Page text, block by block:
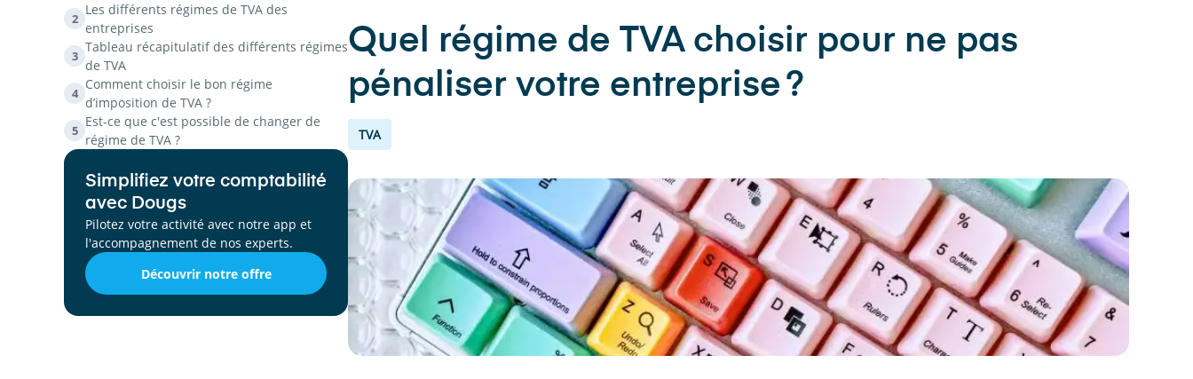
2
Les différents régimes de TVA des
entreprises
3
Tableau récapitulatif des différents régimes
de TVA
4
Comment choisir le bon régime
d’imposition de TVA ?
5
Est-ce que c'est possible de changer de
régime de TVA ?
Simplifiez votre comptabilité
avec Dougs
Pilotez votre activité avec notre app et
l'accompagnement de nos experts.
Découvrir notre offre
Quel régime de TVA choisir pour ne pas
pénaliser votre entreprise ?
TVA